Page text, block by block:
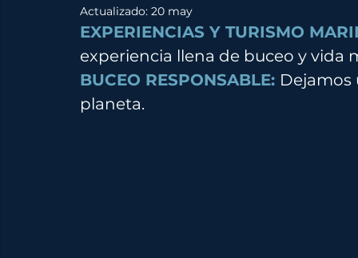
Actualizado: 20 may
EXPERIENCIAS Y TURISMO
experiencia llena de buceo y vida
BUCEO RESPONSABLE: Dejamos
planeta.